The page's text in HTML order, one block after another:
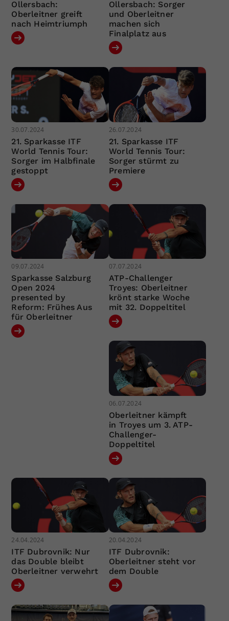
Ollersbach:
Oberleitner greift
nach Heimtriumph
Ollersbach: Sorger
und Oberleitner
machen sich
Finalplatz aus
30.07.2024
21. Sparkasse ITF
World Tennis Tour:
Sorger im Halbfinale
gestoppt
26.07.2024
21. Sparkasse ITF
World Tennis Tour:
Sorger stürmt zu
Premiere
09.07.2024
Sparkasse Salzburg
Open 2024
presented by
Reform: Frühes Aus
für Oberleitner
07.07.2024
ATP-Challenger
Troyes: Oberleitner
krönt starke Woche
mit 32. Doppeltitel
06.07.2024
Oberleitner kämpft
in Troyes um 3. ATP-
Challenger-
Doppeltitel
24.04.2024
ITF Dubrovnik: Nur
das Double bleibt
Oberleitner verwehrt
20.04.2024
ITF Dubrovnik:
Oberleitner steht vor
dem Double